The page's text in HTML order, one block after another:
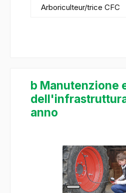
Arboriculteur/trice CFC
b Manutenzione
anno
Ignorer la galerie d'images